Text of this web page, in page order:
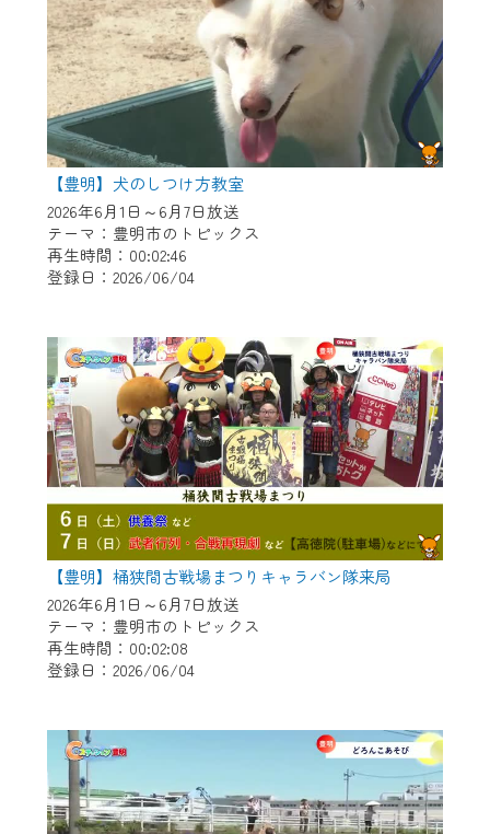
【豊明】犬のしつけ方教室
2026年6月1日～6月7日放送
テーマ：豊明市のトピックス
再生時間：00:02:46
登録日：2026/06/04
【豊明】桶狭間古戦場まつりキャラバン隊来局
2026年6月1日～6月7日放送
テーマ：豊明市のトピックス
再生時間：00:02:08
登録日：2026/06/04